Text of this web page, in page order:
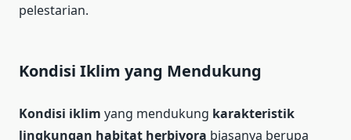
pelestarian.
Kondisi Iklim yang Mendukung
Kondisi iklim yang mendukung karakteristik
lingkungan habitat herbivora biasanya berupa